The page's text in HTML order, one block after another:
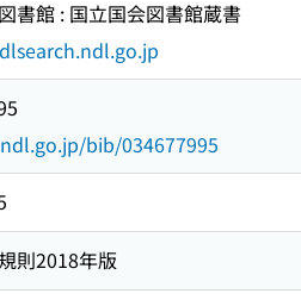
書館 : 国立国会図書館蔵書
bib/034677995
則2018年版